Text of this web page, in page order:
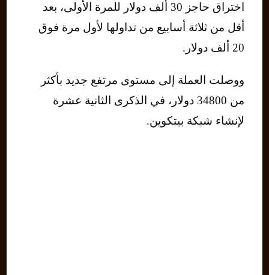
اختراق حاجز 30 ألف دولار للمرة الأولى، بعد
أقل من ثلاثة أسابيع من تداولها لأول مرة فوق
20 ألف دولار.
ووصلت العملة إلى مستوى مرتفع جديد بأكثر
من 34800 دولار، في الذكرى الثانية عشرة
لإنشاء شبكة بيتكوين.